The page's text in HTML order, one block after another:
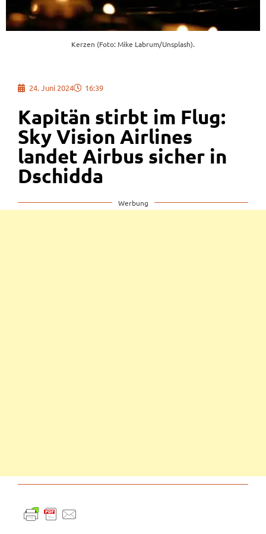
Kerzen (Foto: Mike Labrum/Unsplash).
24. Juni 2024 16:39
Kapitän stirbt im Flug:
Sky Vision Airlines
landet Airbus sicher in
Dschidda
Werbung